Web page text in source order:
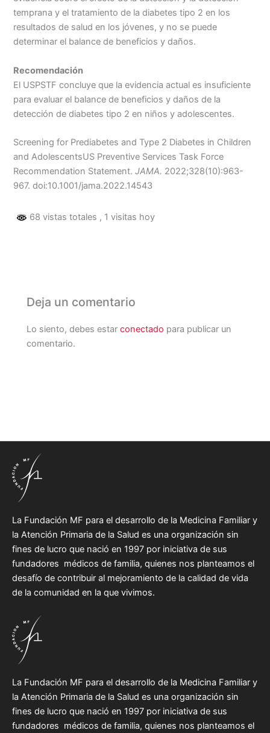
temprana y el tratamiento de la diabetes tipo 2 en los
resultados de salud en los jóvenes, y no se puede
determinar el balance de beneficios y daños.
Recomendación
El USPSTF concluye que la evidencia actual es insuficiente
para evaluar el balance de beneficios y daños de la
detección de diabetes tipo 2 en niños y adolescentes.
Screening for Prediabetes and Type 2 Diabetes in Children
and AdolescentsUS Preventive Services Task Force
Recommendation Statement.JAMA. 2022;328(10):963-
967. doi:10.1001/jama.2022.14543
68 vistas totales , 1 visitas hoy
Deja un comentario
Lo siento, debes estarconectado para publicar un
comentario.
La Fundación MF para el desarrollo de la Medicina Familiar y
la Atención Primaria de la Salud es una organización sin
fines de lucro que nació en 1997 por iniciativa de sus
fundadores médicos de familia, quienes nos planteamos el
desafío de contribuir al mejoramiento de la calidad de vida
de la comunidad en la que vivimos.
La Fundación MF para el desarrollo de la Medicina Familiar y
la Atención Primaria de la Salud es una organización sin
fines de lucro que nació en 1997 por iniciativa de sus
fundadores médicos de familia, quienes nos planteamos el